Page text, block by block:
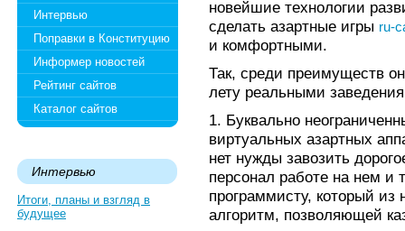
Интервью
Поправки в Конституцию
Информер новостей
Рейтинг сайтов
Каталог сайтов
Интервью
Итоги, планы и взгляд в
будущее
новейшие технологии
сделать азартные игры ru-
и комфортными.
Так, среди преимуществ
лету реальными
1. Буквально
виртуальных азартных
нет нужды завозить
персонал работе на нем и
программисту, который из
алгоритм, позволяющей